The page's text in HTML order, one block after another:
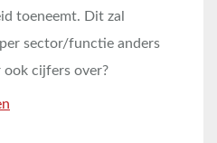
toeneemt. Dit zal
sector/functie anders
ook cijfers over?